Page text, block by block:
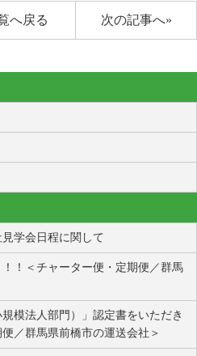
次の記事へ»
へ戻る
学会日程に関して
！＜チャーター便・定期便／群馬
規模法人部門）」認定書をいただき
／群馬県前橋市の運送会社＞